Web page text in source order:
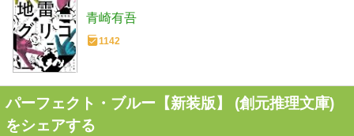
青崎有吾
1142
パーフェクト・ブルー【新装版】 (創元推理文庫)
をシェアする